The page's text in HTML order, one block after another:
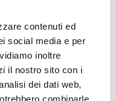
contenuti ed
social media e per
inoltre
il nostro sito con i
dei dati web,
combinarle
il
servizio.